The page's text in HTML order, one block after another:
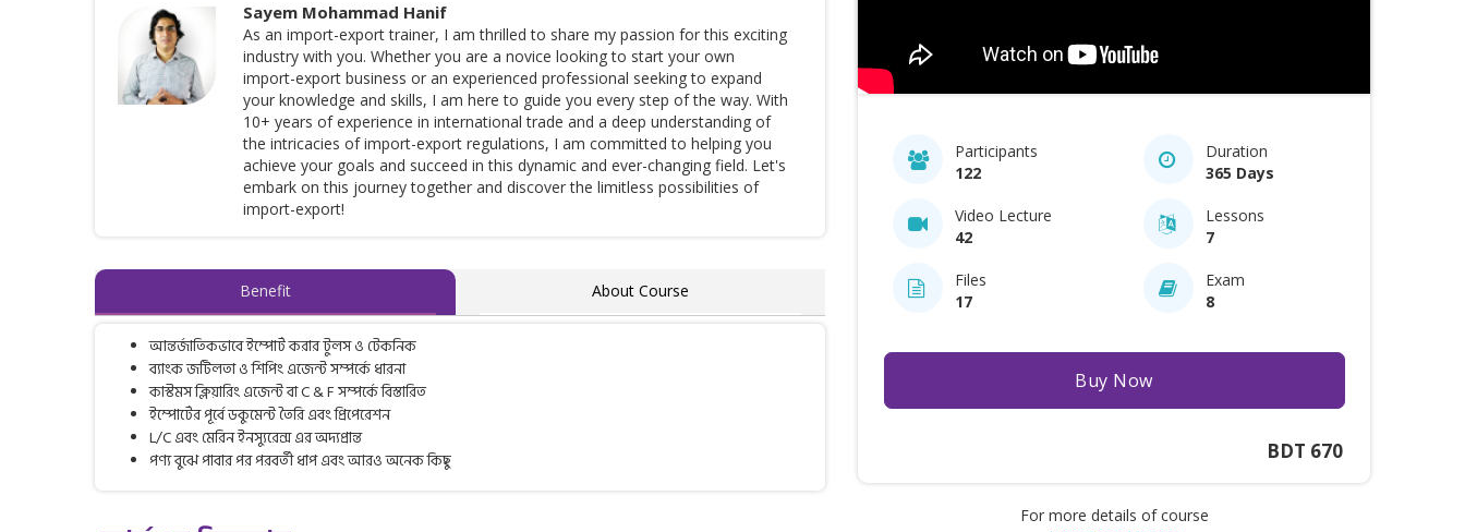
Sayem Mohammad Hanif
As an import-export trainer, I am thrilled to share my passion for this exciting
industry with you. Whether you are a novice looking to start your own
import-export business or an experienced professional seeking to expand
your knowledge and skills, I am here to guide you every step of the way. With
10+ years of experience in international trade and a deep understanding of
the intricacies of import-export regulations, I am committed to helping you
achieve your goals and succeed in this dynamic and ever-changing field. Let's
embark on this journey together and discover the limitless possibilities of
import-export!
Benefit About Course
আন্তর্জাতিকভাবে ইম্পোর্ট করার টুলস ও টেকনিক
ব্যাংক জটিলতা ও শিপিং এজেন্ট সম্পর্কে ধারনা
কাস্টমস ক্লিয়ারিং এজেন্ট বা C & F সম্পর্কে বিস্তারিত
ইম্পোর্টের পূর্বে ডকুমেন্ট তৈরি এবং প্রিপেরেশন
L/C এবং মেরিন ইনস্যুরেন্স এর অদ্যপ্রান্ত
পণ্য বুঝে পাবার পর পরবর্তী ধাপ এবং আরও অনেক কিছু
Participants
122
Video Lecture
42
Files
17
Duration
365 Days
Lessons
7
Exam
8
Buy Now
BDT 670
For more details of course